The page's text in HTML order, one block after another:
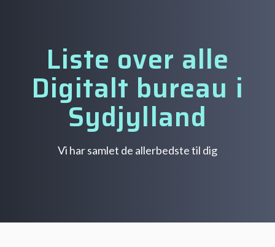
Liste over alle
Digitalt bureau i
Sydjylland
Vi har samlet de allerbedste til dig